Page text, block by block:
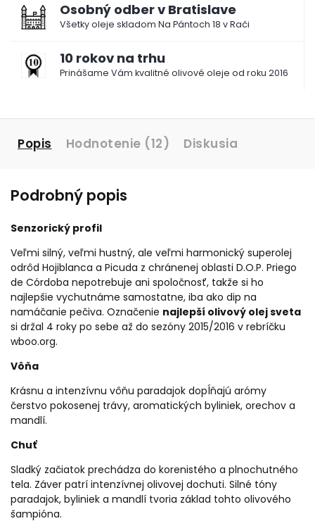
Osobný odber v Bratislave
Všetky oleje skladom Na Pántoch 18 v Rači
10 rokov na trhu
Prinášame Vám kvalitné olivové oleje od roku 2016
Popis Hodnotenie (12) Diskusia
Podrobný popis
Senzorický profil
Veľmi silný, veľmi hustný, ale veľmi harmonický superolej
odrôd Hojiblanca a Picuda z chránenej oblasti D.O.P. Priego
de Córdoba nepotrebuje ani spoločnosť, takže si ho
najlepšie vychutnáme samostatne, iba ako dip na
namáčanie pečiva. Označenie najlepší olivový olej sveta
si držal 4 roky po sebe až do sezóny 2015/2016 v rebríčku
wboo.org.
Vôňa
Krásnu a intenzívnu vôňu paradajok dopĺňajú arómy
čerstvo pokosenej trávy, aromatických byliniek, orechov a
mandlí.
Chuť
Sladký začiatok prechádza do korenistého a plnochutného
tela. Záver patrí intenzívnej olivovej dochuti. Silné tóny
paradajok, byliniek a mandlí tvoria základ tohto olivového
šampióna.